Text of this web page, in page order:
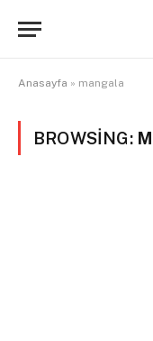
Anasayfa » mangala
BROWSING: